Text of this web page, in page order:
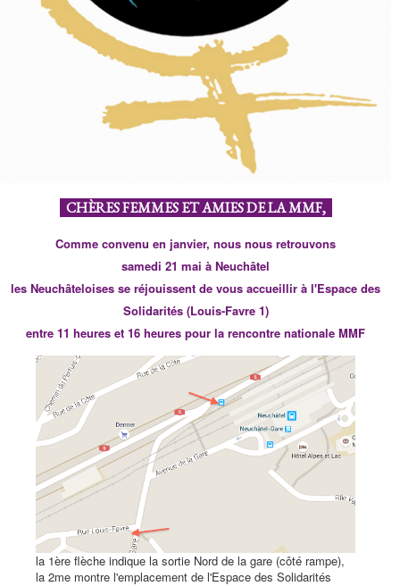
CHÈRES FEMMES ET AMIES DE LA MMF,
Comme convenu en janvier, nous nous retrouvons
samedi 21 mai à Neuchâtel
les Neuchâteloises se réjouissent de vous accueillir à l'Espace des
Solidarités (Louis-Favre 1)
entre 11 heures et 16 heures pour la rencontre nationale MMF
la 1ère flèche indique la sortie Nord de la gare (côté rampe),
la 2me montre l'emplacement de l'Espace des Solidarités